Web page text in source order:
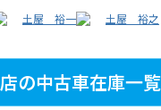
土屋 裕一 土屋 裕之
の中古車在庫一